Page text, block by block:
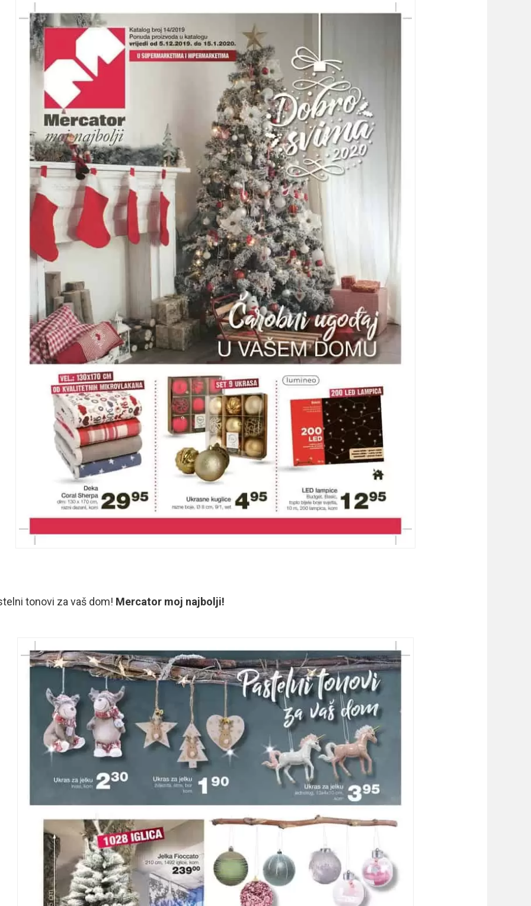
tonovi za vaš dom! Mercator moj najbolji!